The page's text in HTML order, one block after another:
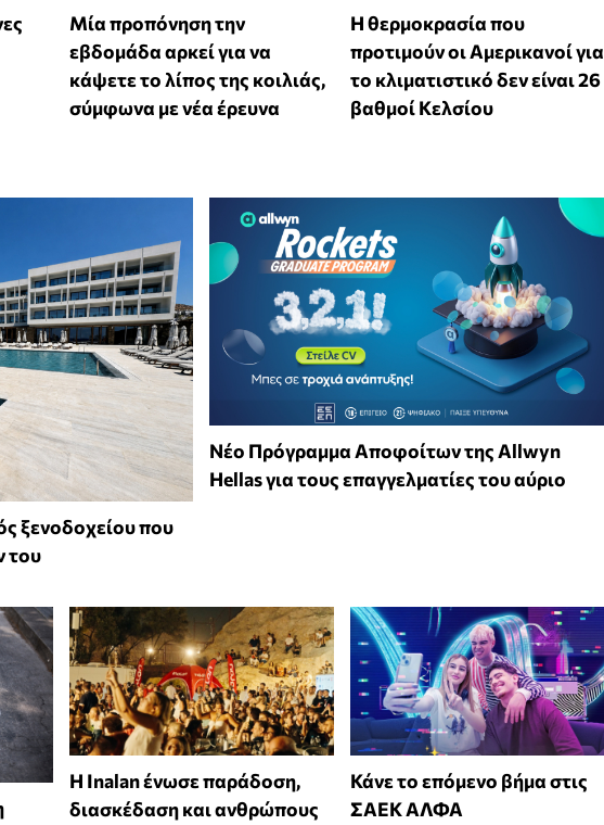
Μία προπόνηση την
εβδομάδα αρκεί για να
κάψετε το λίπος της κοιλιάς,
σύμφωνα με νέα έρευνα
Η θερμοκρασία που
προτιμούν οι Αμερικανοί για
το κλιματιστικό δεν είναι 26
βαθμοί Κελσίου
ξενοδοχείου που
του
Νέο Πρόγραμμα Αποφοίτων της Allwyn
Hellas για τους επαγγελματίες του αύριο
Η Inalan ένωσε παράδοση,
διασκέδαση και ανθρώπους
Κάνε το επόμενο βήμα στις
ΣΑΕΚ ΑΛΦΑ